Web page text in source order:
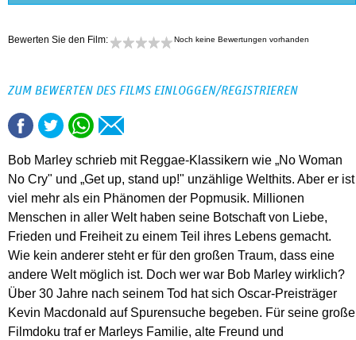
Bewerten Sie den Film: Noch keine Bewertungen vorhanden
ZUM BEWERTEN DES FILMS EINLOGGEN/REGISTRIEREN
Bob Marley schrieb mit Reggae-Klassikern wie „No Woman
No Cry" und „Get up, stand up!" unzählige Welthits. Aber er ist
viel mehr als ein Phänomen der Popmusik. Millionen
Menschen in aller Welt haben seine Botschaft von Liebe,
Frieden und Freiheit zu einem Teil ihres Lebens gemacht.
Wie kein anderer steht er für den großen Traum, dass eine
andere Welt möglich ist. Doch wer war Bob Marley wirklich?
Über 30 Jahre nach seinem Tod hat sich Oscar-Preisträger
Kevin Macdonald auf Spurensuche begeben. Für seine große
Filmdoku traf er Marleys Familie, alte Freund und